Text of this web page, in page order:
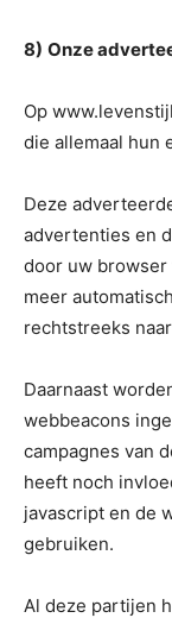
8) Onze
Op
die allemaal hun
Deze
advertenties en
door uw
meer
rechtstreeks
Daarnaast
webbeacons
campagnes van
heeft noch
javascript en de
gebruiken.
Al deze partijen